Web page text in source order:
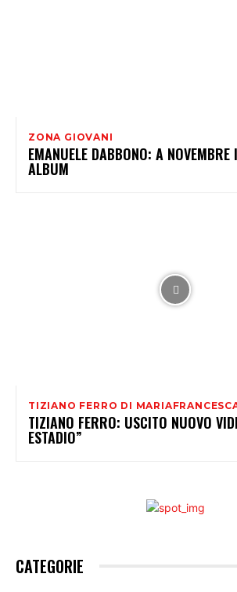
ZONA GIOVANI
EMANUELE DABBONO: A NOVEMBRE
ALBUM
TIZIANO FERRO DI
TIZIANO FERRO: USCITO NUOVO
ESTADIO”
CATEGORIE